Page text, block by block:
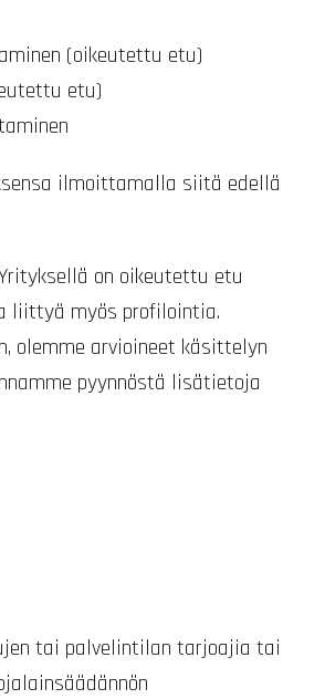
(oikeutettu etu)
etu)
ilmoittamalla siitä edellä
on oikeutettu etu
liittyä myös profilointia.
olemme arvioineet käsittelyn
pyynnöstä lisätietoja
tai palvelintilan tarjoajia tai